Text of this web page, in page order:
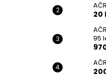
20
95